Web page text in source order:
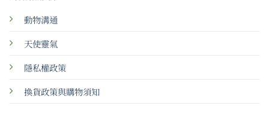
動物溝通
天使靈氣
隱私權政策
換貨政策與購物須知